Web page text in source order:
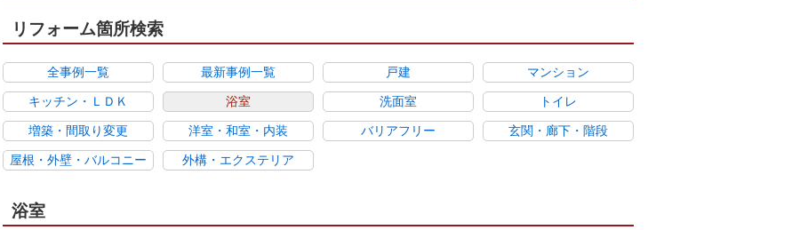
リフォーム箇所検索
全事例一覧 最新事例一覧 戸建 マンション
キッチン・ＬＤＫ 浴室 洗面室 トイレ
増築・間取り変更 洋室・和室・内装 バリアフリー 玄関・廊下・階段
屋根・外壁・バルコニー 外構・エクステリア
浴室